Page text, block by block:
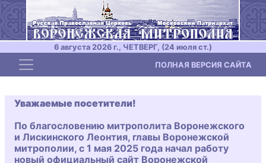
6 августа 2026 г., ЧЕТВЕРГ, (24 июля ст.)
Toggle navigation ПОЛНАЯ ВЕРСИЯ САЙТА
Уважаемые посетители!
По благословению митрополита Воронежского
и Лискинского Леонтия, главы Воронежской
митрополии, с 1 мая 2025 года начал работу
новый официальный сайт Воронежской